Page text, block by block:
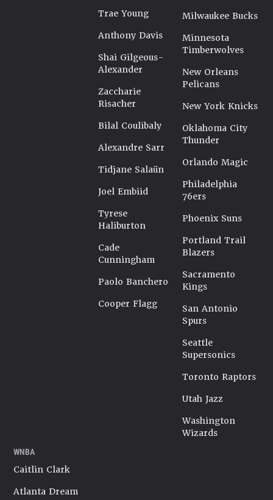
Trae Young
Anthony Davis
Shai Gilgeous-
Alexander
Zaccharie
Risacher
Bilal Coulibaly
Alexandre Sarr
Tidjane Salaün
Joel Embiid
Tyrese
Haliburton
Cade
Cunningham
Paolo Banchero
Cooper Flagg
Milwaukee Bucks
Minnesota
Timberwolves
New Orleans
Pelicans
New York Knicks
Oklahoma City
Thunder
Orlando Magic
Philadelphia
76ers
Phoenix Suns
Portland Trail
Blazers
Sacramento
Kings
San Antonio
Spurs
Seattle
Supersonics
Toronto Raptors
Utah Jazz
Washington
Wizards
WNBA
Caitlin Clark
Atlanta Dream